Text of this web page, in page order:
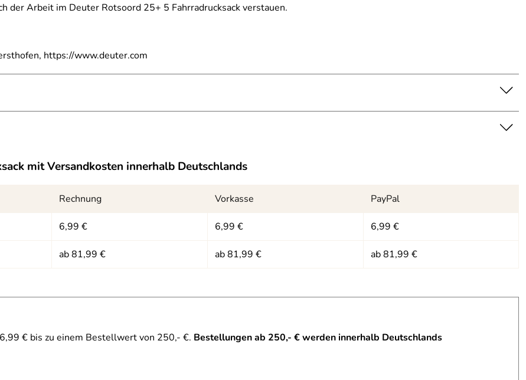
der Arbeit im Deuter Rotsoord 25+ 5 Fahrradrucksack verstauen.
https://www.deuter.com
mit Versandkosten innerhalb Deutschlands
Rechnung Vorkasse PayPal
6,99 € 6,99 € 6,99 €
ab 81,99 € ab 81,99 € ab 81,99 €
€ bis zu einem Bestellwert von 250,- €. Bestellungen ab 250,- € werden innerhalb Deutschlands